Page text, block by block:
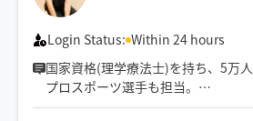
Login Status: Within 24 hours
国家資格(理学療法士)を持ち、5万
プロスポーツ選手も担当。
心身をほぐして一人ひとりに合わ